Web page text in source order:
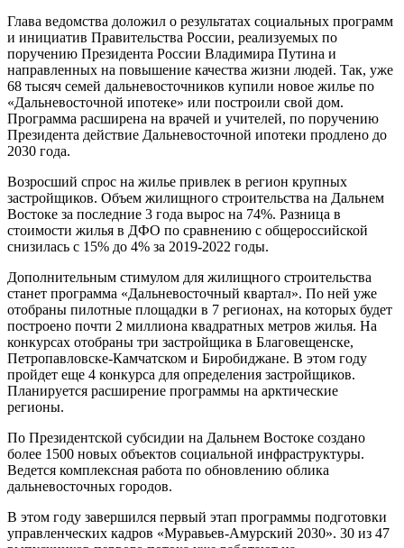
Глава ведомства доложил о результатах социальных программ
и инициатив Правительства России, реализуемых по
поручению Президента России Владимира Путина и
направленных на повышение качества жизни людей. Так, уже
68 тысяч семей дальневосточников купили новое жилье по
«Дальневосточной ипотеке» или построили свой дом.
Программа расширена на врачей и учителей, по поручению
Президента действие Дальневосточной ипотеки продлено до
2030 года.
Возросший спрос на жилье привлек в регион крупных
застройщиков. Объем жилищного строительства на Дальнем
Востоке за последние 3 года вырос на 74%. Разница в
стоимости жилья в ДФО по сравнению с общероссийской
снизилась с 15% до 4% за 2019-2022 годы.
Дополнительным стимулом для жилищного строительства
станет программа «Дальневосточный квартал». По ней уже
отобраны пилотные площадки в 7 регионах, на которых будет
построено почти 2 миллиона квадратных метров жилья. На
конкурсах отобраны три застройщика в Благовещенске,
Петропавловске-Камчатском и Биробиджане. В этом году
пройдет еще 4 конкурса для определения застройщиков.
Планируется расширение программы на арктические
регионы.
По Президентской субсидии на Дальнем Востоке создано
более 1500 новых объектов социальной инфраструктуры.
Ведется комплексная работа по обновлению облика
дальневосточных городов.
В этом году завершился первый этап программы подготовки
управленческих кадров «Муравьев-Амурский 2030». 30 из 47